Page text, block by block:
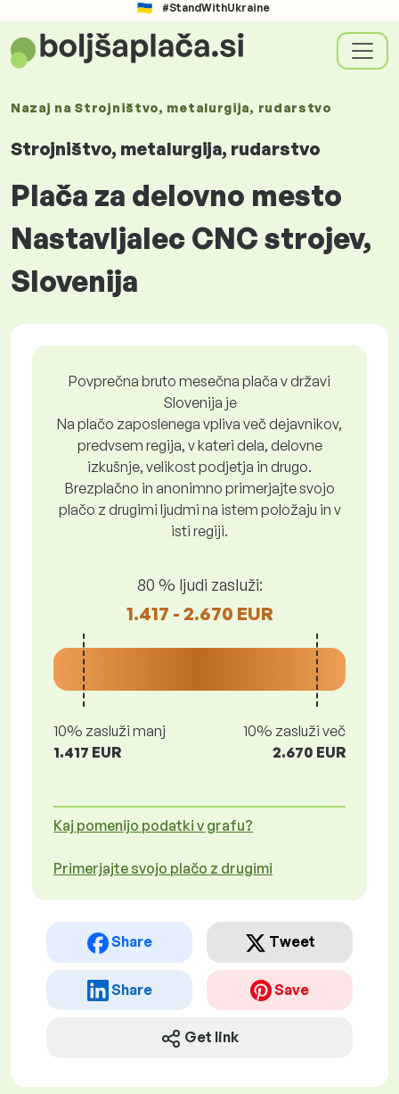
#StandWithUkraine
Nazaj naStrojništvo, metalurgija, rudarstvo
Strojništvo, metalurgija, rudarstvo
Plača za delovno mesto
Nastavljalec CNC strojev,
Slovenija
Povprečna bruto mesečna plača v državi
Slovenija je
Na plačo zaposlenega vpliva več dejavnikov,
predvsem regija, v kateri dela, delovne
izkušnje, velikost podjetja in drugo.
Brezplačno in anonimno primerjajte svojo
plačo z drugimi ljudmi na istem položaju in v
isti regiji.
80 % ljudi zasluži:
1.417 - 2.670 EUR
10% zasluži manj
1.417 EUR
10% zasluži več
2.670 EUR
Kaj pomenijo podatki v grafu?
Primerjajte svojo plačo z drugimi
Share Tweet
Share Save
Get link